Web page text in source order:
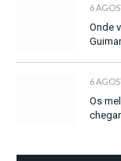
6
Onde
6
Os